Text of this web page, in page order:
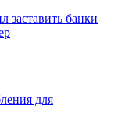
заставить банки
для